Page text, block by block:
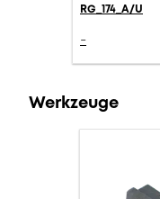
RG_174_A/U
-
Werkzeuge